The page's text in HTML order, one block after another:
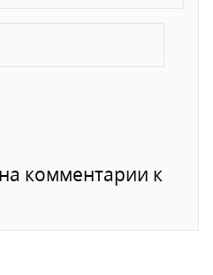
комментарии к